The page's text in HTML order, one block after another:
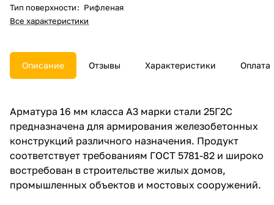
Тип поверхности: Рифленая
Все характеристики
Описание Отзывы Характеристики Оплата
Арматура 16 мм класса А3 марки стали 25Г2С
предназначена для армирования железобетонных
конструкций различного назначения. Продукт
соответствует требованиям ГОСТ 5781-82 и широко
востребован в строительстве жилых домов,
промышленных объектов и мостовых сооружений.